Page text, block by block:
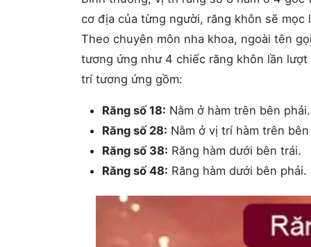
cơ địa của từng người, răng khôn sẽ
Theo chuyên môn nha khoa, ngoài tên
tương ứng như 4 chiếc răng khôn lần
trí tương ứng gồm:
Răng số 18: Nằm ở hàm trên bên phải.
Răng số 28: Nằm ở vị trí hàm trên
Răng số 38: Răng hàm dưới bên trái.
Răng số 48: Răng hàm dưới bên phải.